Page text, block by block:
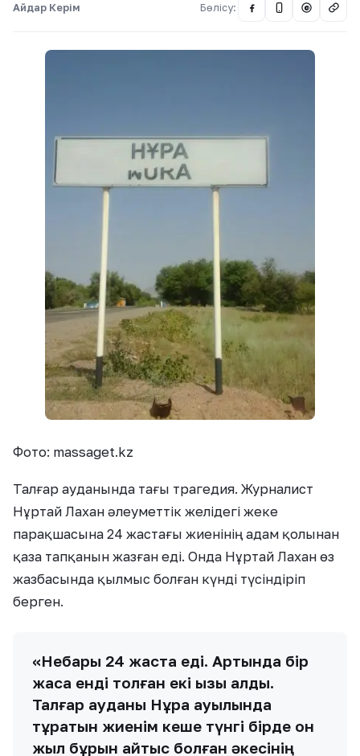
Айдар Керім Бөлісу: @
Фото: massaget.kz
Талғар ауданында тағы трагедия. Журналист
Нұртай Лахан әлеуметтік желідегі жеке
парақшасына 24 жастағы жиенінің адам қолынан
қаза тапқанын жазған еді. Онда Нұртай Лахан өз
жазбасында қылмыс болған күнді түсіндіріп
берген.
«Небары 24 жаста еді. Артында бір
жасқа енді толған екі қызы қалды.
Талғар ауданы Нұра ауылында
тұратын жиенім кеше түнгі бірде он
жыл бұрын қайтыс болған әкесінің